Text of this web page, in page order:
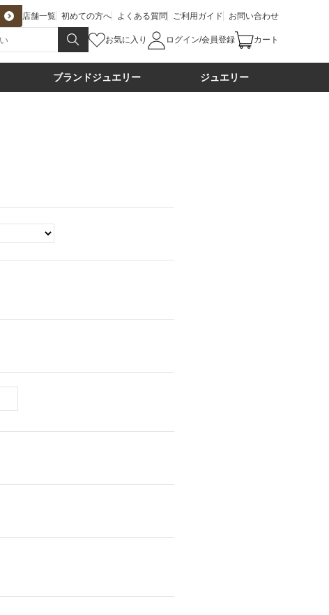
店舗一覧 初めての方へ よくある質問 ご利用ガイド お問い合わせ
お気に入り ログイン/会員登録 カート
ブランドジュエリー ジュエリー